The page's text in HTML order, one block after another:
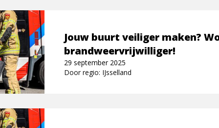
Jouw buurt veiliger maken?
brandweervrijwilliger!
29 september 2025
Door regio: IJsselland